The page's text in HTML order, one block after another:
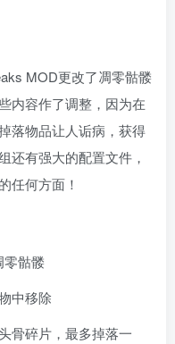
MOD更改了凋零骷髅
内容作了调整，因为在
落物品让人诟病，获得
还有强大的配置文件，
任何方面！
零骷髅
中移除
骨碎片，最多掉落一